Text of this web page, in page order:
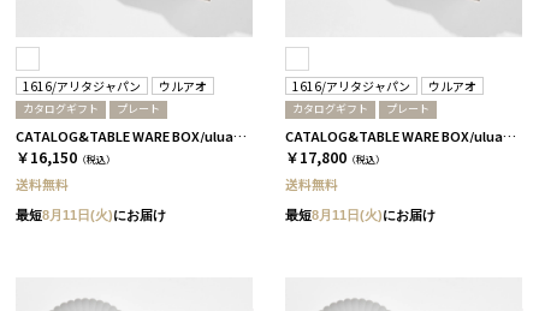
1616/アリタジャパン ウルアオ
カタログギフト プレート
CATALOG&TABLE WARE BOX/uluao/パレスプレート160&220 4枚セット/全5種 フロレンツィア
￥16,150 （税込）
送料無料
最短8月11日(火)にお届け
1616/アリタジャパン ウルアオ
カタログギフト プレート
CATALOG&TABLE WARE BOX/uluao/パレスプレート160&220 4枚セット/全5種 バジーリア
￥17,800 （税込）
送料無料
最短8月11日(火)にお届け